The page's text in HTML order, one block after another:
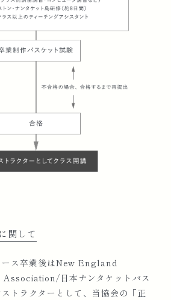
関して
ース卒業後はNew England
日本ナンタケットバス
トラクターとして、当協会の「正